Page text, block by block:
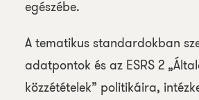
egészébe.
A tematikus standardokban
adatpontok és az ESRS 2
közzétételek” politikáira,